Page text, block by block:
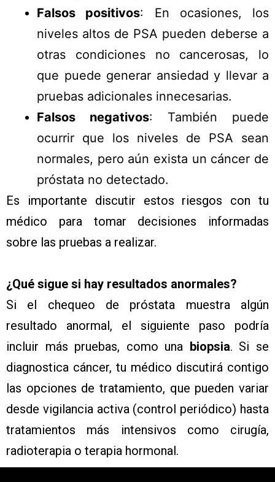
Falsos positivos: En ocasiones, los
niveles altos de PSA pueden deberse a
otras condiciones no cancerosas, lo
que puede generar ansiedad y llevar a
pruebas adicionales innecesarias.
Falsos negativos: También puede
ocurrir que los niveles de PSA sean
normales, pero aún exista un cáncer de
próstata no detectado.
Es importante discutir estos riesgos con tu
médico para tomar decisiones informadas
sobre las pruebas a realizar.
¿Qué sigue si hay resultados anormales?
Si el chequeo de próstata muestra algún
resultado anormal, el siguiente paso podría
incluir más pruebas, como una biopsia. Si se
diagnostica cáncer, tu médico discutirá contigo
las opciones de tratamiento, que pueden variar
desde vigilancia activa (control periódico) hasta
tratamientos más intensivos como cirugía,
radioterapia o terapia hormonal.